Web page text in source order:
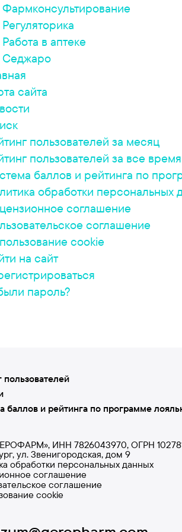
Фармконсультирование
Регуляторика
Работа в аптеке
Седжаро
сайта
пользователей за месяц
пользователей за все время
баллов и рейтинга по
обработки персональных
соглашение
соглашение
cookie
на сайт
пароль?
пользователей
баллов и рейтинга по программе
ИНН 7826043970, ОГРН
ул. Звенигородская, дом 9
обработки персональных данных
соглашение
соглашение
cookie